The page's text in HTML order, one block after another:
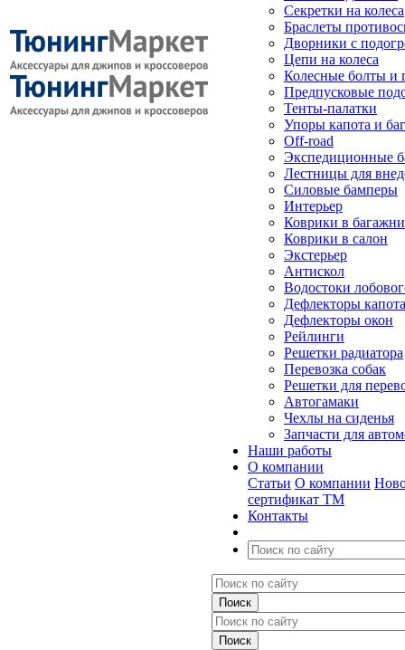
Секретки на колеса
Браслеты
Дворники с
Цепи на колеса
Колесные болты и
Предпусковые
Тенты-палатки
Упоры капота и
Off-road
Экспедиционные
Лестницы для
Силовые бамперы
Интерьер
Коврики в
Коврики в салон
Экстерьер
Антискол
Водостоки
Дефлекторы капота
Дефлекторы окон
Рейлинги
Решетки радиатора
Перевозка собак
Решетки для
Автогамаки
Чехлы на сиденья
Запчасти для
Наши работы
О компании
Статьи О компании
сертификат ТМ
Контакты